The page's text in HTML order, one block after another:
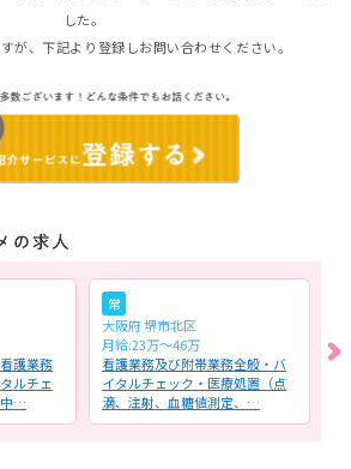
した。
が、下記より登録しお問い合わせください。
護業務
ルチェ
中…
常
大阪府 堺市北区
月給:23万〜46万
看護業務及び附帯業務全般・バ
イタルチェック・医療処置（点
滴、注射、血糖値測定、…